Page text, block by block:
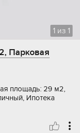
1 из 1
Парковая
площадь: 29 м2,
Ипотека